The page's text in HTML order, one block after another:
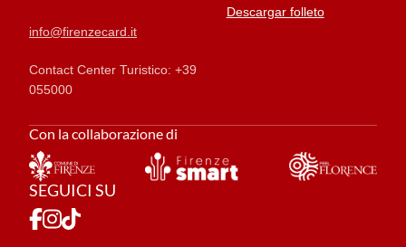
info@firenzecard.it
Contact Center Turistico: +39
055000
Descargar folleto
Con la collaborazione di
SEGUICI SU